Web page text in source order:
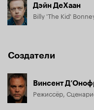
Дэйн ДеХаан
Billy 'The Kid'
Создатели
Винсент
Режиссёр,